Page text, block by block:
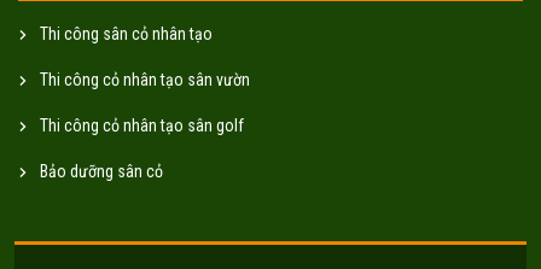
Thi công sân cỏ nhân tạo
Thi công cỏ nhân tạo sân vườn
Thi công cỏ nhân tạo sân golf
Bảo dưỡng sân cỏ